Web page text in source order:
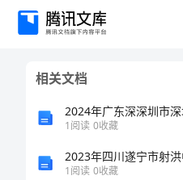
公
相关文档
1阅读 0收藏
1阅读 0收藏